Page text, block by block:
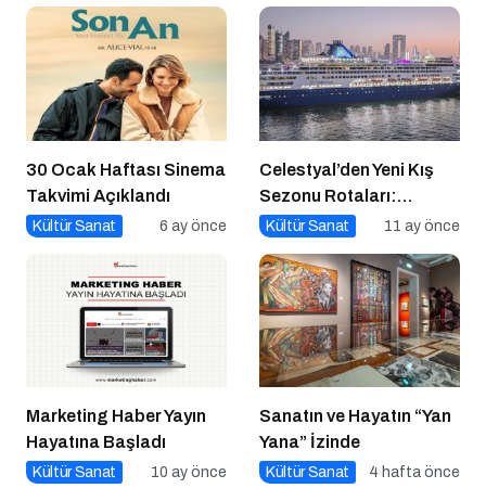
30 Ocak Haftası Sinema
Takvimi Açıklandı
Kültür Sanat 6 ay önce
Celestyal’den Yeni Kış
Sezonu Rotaları:
Atina’dan Cidde’ye
Kültür Sanat 11 ay önce
Marketing Haber Yayın
Hayatına Başladı
Kültür Sanat 10 ay önce
Sanatın ve Hayatın “Yan
Yana” İzinde
Kültür Sanat 4 hafta önce